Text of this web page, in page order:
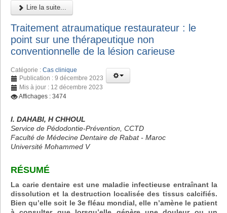
Lire la suite...
Traitement atraumatique restaurateur : le
point sur une thérapeutique non
conventionnelle de la lésion carieuse
Catégorie : Cas clinique
Publication : 9 décembre 2023
Mis à jour : 12 décembre 2023
Affichages : 3474
I. DAHABI, H CHHOUL
Service de Pédodontie-Prévention, CCTD
Faculté de Médecine Dentaire de Rabat - Maroc
Université Mohammed V
RÉSUMÉ
La carie dentaire est une maladie infectieuse entraînant la
dissolution et la destruction localisée des tissus calcifiés.
Bien qu’elle soit le 3e fléau mondial, elle n’amène le patient